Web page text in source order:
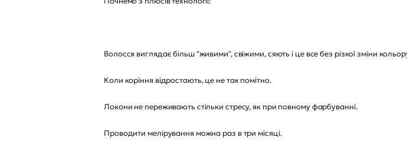
Волосся виглядає більш "живими", свіжими, сяють і це все без різкої зміни
Коли коріння відростають, це не так помітно.
Локони не переживають стільки стресу, як при повному фарбуванні.
Проводити мелірування можна раз в три місяці.